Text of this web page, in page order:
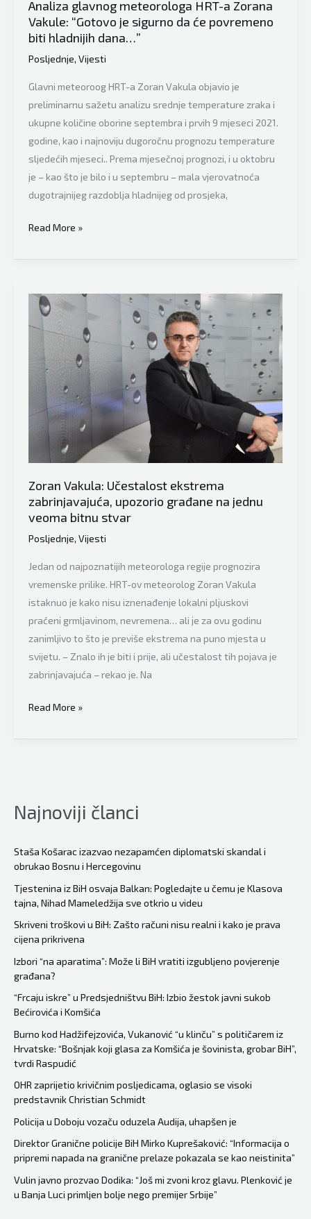
Analiza glavnog meteorologa HRT-a Zorana
Vakule: “Gotovo je sigurno da će povremeno
biti hladnijih dana…”
Posljednje, Vijesti
Glavni meteoroog HRT-a Zoran Vakula objavio je
preliminarnu sažetu analizu srednje temperature zraka i
ukupne količine oborine septembra i prvih 9 mjeseci 2021.
godine, kao i najnoviju dugoročnu prognozu temperature
sljedećih mjeseci.. Prema mjesečnoj prognozi, i u oktobru
je – kao što je bilo i u septembru – mala vjerovatnoća
dugotrajnijeg razdoblja hladnijeg od prosjeka,
Analiza
meteorologa
Zorana
Vakule:
“Gotovo
povremeno
biti
hladnijih
dana…”
Read More »
Zoran Vakula: Učestalost ekstrema
zabrinjavajuća, upozorio građane na jednu
veoma bitnu stvar
Posljednje, Vijesti
Jedan od najpoznatijih meteorologa regije prognozira
vremenske prilike. HRT-ov meteorolog Zoran Vakula
istaknuo je kako nisu iznenađenje lokalni pljuskovi
praćeni grmljavinom, nevremena… ali je za ovu godinu
zanimljivo to što je previše ekstrema na puno mjesta u
svijetu. – Znalo ih je biti i prije, ali učestalost tih pojava je
zabrinjavajuća – rekao je. Na
Zoran
Učestalost
građane
jednu
veoma
bitnu
stvar
Read More »
Najnoviji članci
Staša Košarac izazvao nezapamćen diplomatski skandal i
obrukao Bosnu i Hercegovinu
Tjestenina iz BiH osvaja Balkan: Pogledajte u čemu je Klasova
tajna, Nihad Mameledžija sve otkrio u videu
Skriveni troškovi u BiH: Zašto računi nisu realni i kako je prava
cijena prikrivena
Izbori “na aparatima”: Može li BiH vratiti izgubljeno povjerenje
građana?
“Frcaju iskre” u Predsjedništvu BiH: Izbio žestok javni sukob
Bećirovića i Komšića
Burno kod Hadžifejzovića, Vukanović “u klinču” s političarem iz
Hrvatske: “Bošnjak koji glasa za Komšića je šovinista, grobar BiH”,
tvrdi Raspudić
OHR zaprijetio krivičnim posljedicama, oglasio se visoki
predstavnik Christian Schmidt
Policija u Doboju vozaču oduzela Audija, uhapšen je
Direktor Granične policije BiH Mirko Kuprešaković: “Informacija o
pripremi napada na granične prelaze pokazala se kao neistinita”
Vulin javno prozvao Dodika: “Još mi zvoni kroz glavu. Plenković je
u Banja Luci primljen bolje nego premijer Srbije”